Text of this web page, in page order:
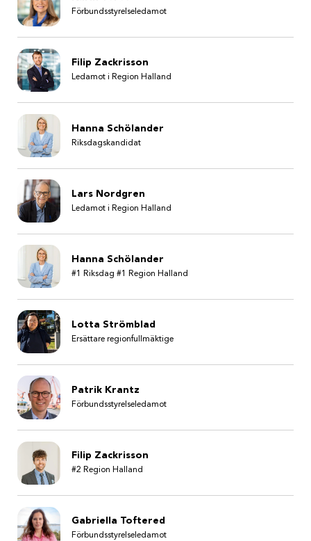
Förbundsstyrelseledamot
Filip Zackrisson
Ledamot i Region Halland
Hanna Schölander
Riksdagskandidat
Lars Nordgren
Ledamot i Region Halland
Hanna Schölander
#1 Riksdag #1 Region Halland
Lotta Strömblad
Ersättare regionfullmäktige
Patrik Krantz
Förbundsstyrelseledamot
Filip Zackrisson
#2 Region Halland
Gabriella Toftered
Förbundsstyrelseledamot